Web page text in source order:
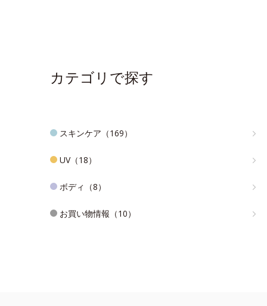
カテゴリで探す
スキンケア（169）
UV（18）
ボディ（8）
お買い物情報（10）